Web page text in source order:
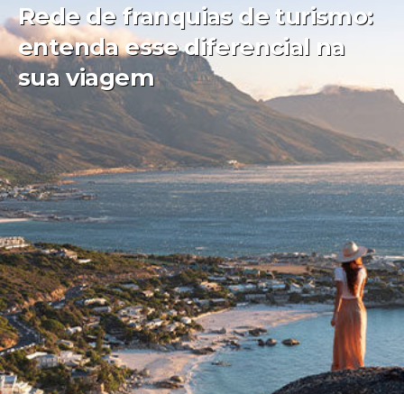
Rede de franquias de turismo:
entenda esse diferencial na
sua viagem